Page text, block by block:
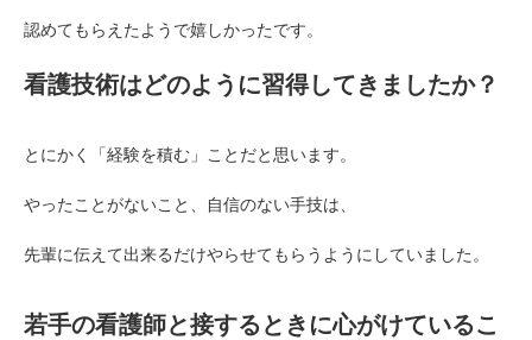
認めてもらえたようで嬉しかったです。
看護技術はどのように習得してきましたか？
とにかく「経験を積む」ことだと思います。
やったことがないこと、自信のない手技は、
先輩に伝えて出来るだけやらせてもらうようにしていました。
若手の看護師と接するときに心がけているこ